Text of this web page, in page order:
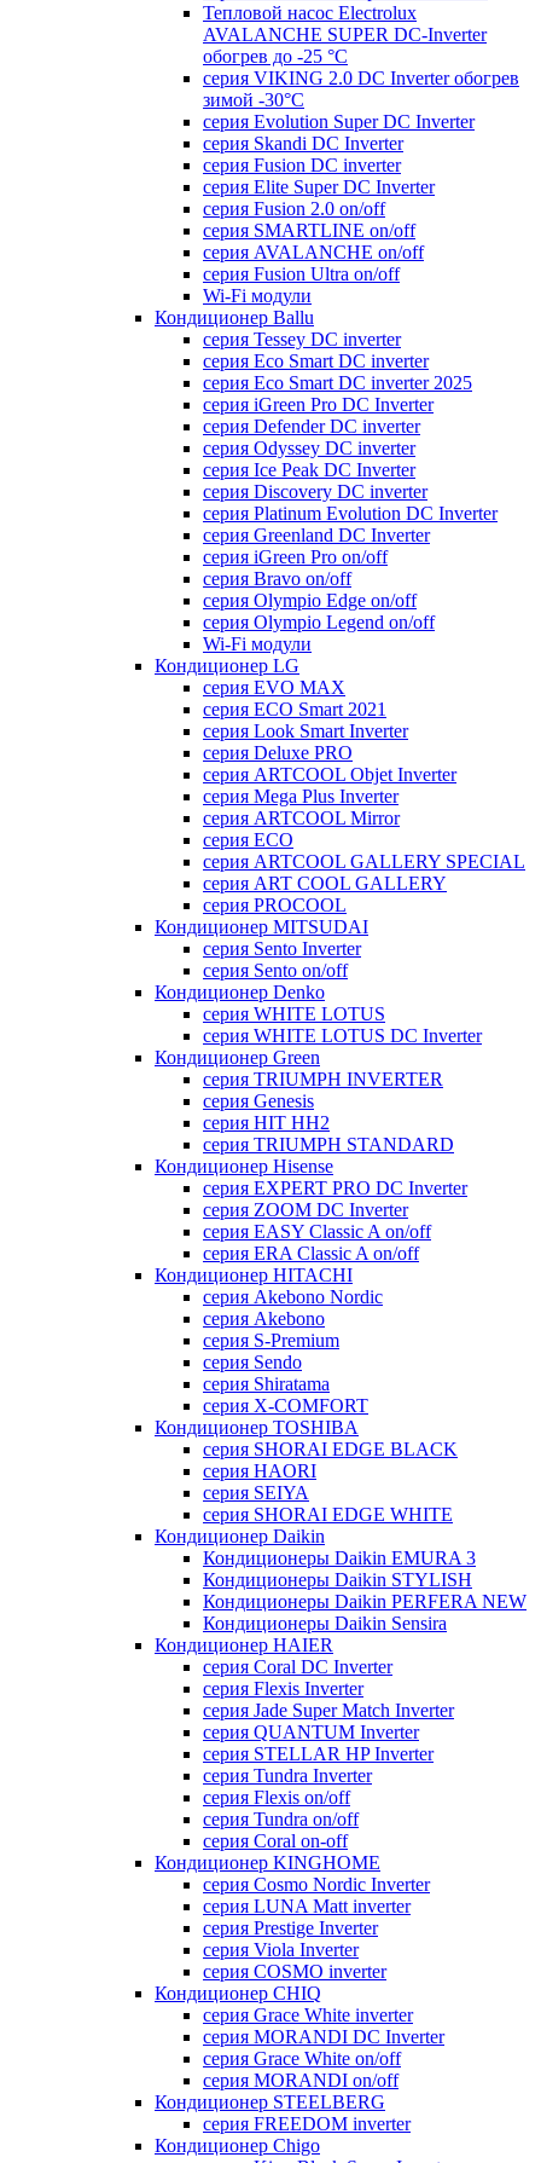
Тепловой насос Electrolux
AVALANCHE SUPER DC-Inverter
обогрев до -25 °С
серия VIKING 2.0 DC Inverter обогрев
зимой -30°С
серия Evolution Super DC Inverter
серия Skandi DC Inverter
серия Fusion DC inverter
серия Elite Super DC Inverter
серия Fusion 2.0 on/off
серия SMARTLINE on/off
серия AVALANCHE on/off
серия Fusion Ultra on/off
Wi-Fi модули
Кондиционер Ballu
серия Tessey DC inverter
серия Eco Smart DC inverter
серия Eco Smart DC inverter 2025
серия iGreen Pro DC Inverter
серия Defender DC inverter
серия Odyssey DC inverter
серия Ice Peak DС Inverter
cерия Discovery DC inverter
серия Platinum Evolution DC Inverter
серия Greenland DC Inverter
серия iGreen Pro on/off
серия Bravo on/off
серия Olympio Edge on/off
серия Olympio Legend on/off
Wi-Fi модули
Кондиционер LG
серия EVO MAX
серия ECO Smart 2021
серия Look Smart Inverter
серия Deluxe PRO
серия ARTCOOL Objet Inverter
серия Mega Plus Inverter
серия ARTCOOL Mirror
серия ECO
серия ARTCOOL GALLERY SPECIAL
серия ART COOL GALLERY
серия PROCOOL
Кондиционер MITSUDAI
серия Sento Inverter
серия Sento on/off
Кондиционер Denko
серия WHITE LOTUS
серия WHITE LOTUS DC Inverter
Кондиционер Green
серия TRIUMPH INVERTER
серия Genesis
серия HIT HH2
серия TRIUMPH STANDARD
Кондиционер Hisense
серия EXPERT PRO DC Inverter
серия ZOOM DC Inverter
серия EASY Classic A on/off
серия ERA Classic A on/off
Кондиционер HITACHI
cерия Akebono Nordic
серия Akebono
серия S-Premium
серия Sendo
серия Shiratama
серия X-COMFORT
Кондиционер TOSHIBA
серия SHORAI EDGE BLACK
серия HAORI
серия SEIYA
серия SHORAI EDGE WHITE
Кондиционер Daikin
Кондиционеры Daikin EMURA 3
Кондиционеры Daikin STYLISH
Кондиционеры Daikin PERFERA NEW
Кондиционеры Daikin Sensira
Кондиционер HAIER
серия Coral DC Inverter
серия Flexis Inverter
серия Jade Super Match Inverter
серия QUANTUM Inverter
серия STELLAR HP Inverter
серия Tundra Inverter
серия Flexis on/off
серия Tundra on/off
серия Coral on-off
Кондиционер KINGHOME
серия Cosmo Nordic Inverter
серия LUNA Matt inverter
серия Prestige Inverter
серия Viola Inverter
серия COSMO inverter
Кондиционер CHIQ
серия Grace White inverter
серия MORANDI DC Inverter
серия Grace White on/off
серия MORANDI on/off
Кондиционер STEELBERG
серия FREEDOM inverter
Кондиционер Chigo